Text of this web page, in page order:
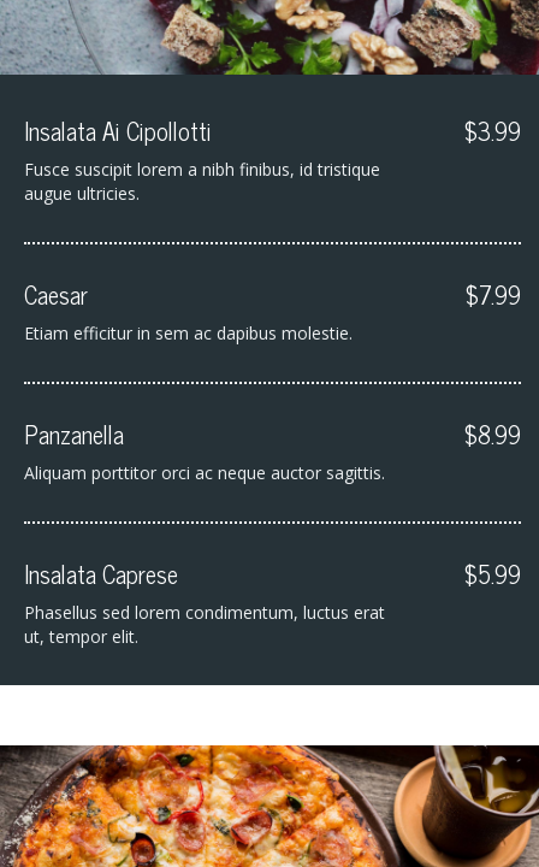
Insalata Ai Cipollotti
Fusce suscipit lorem a nibh finibus, id tristique
augue ultricies.
$3.99
Caesar
Etiam efficitur in sem ac dapibus molestie.
$7.99
Panzanella
Aliquam porttitor orci ac neque auctor sagittis.
$8.99
Insalata Caprese
Phasellus sed lorem condimentum, luctus erat
ut, tempor elit.
$5.99